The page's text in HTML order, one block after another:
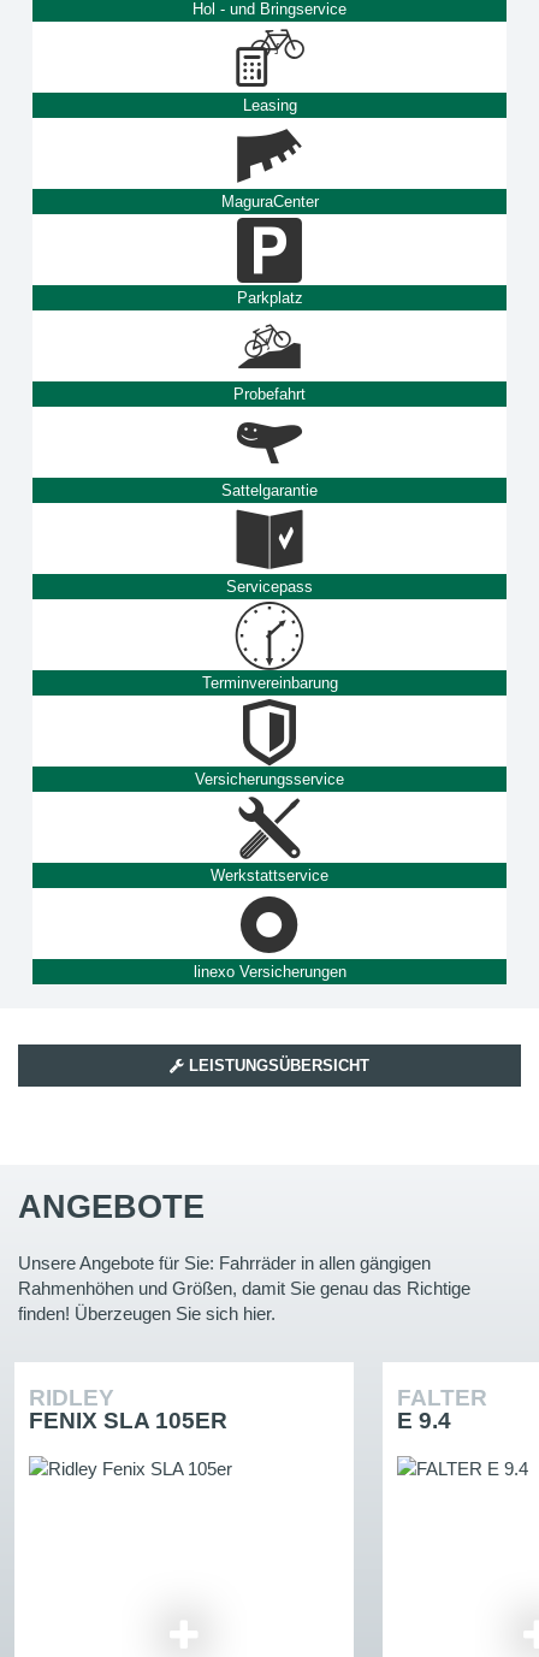
Hol - und Bringservice
Leasing
MaguraCenter
Parkplatz
Probefahrt
Sattelgarantie
Servicepass
Terminvereinbarung
Versicherungsservice
Werkstattservice
linexo Versicherungen
LEISTUNGSÜBERSICHT
ANGEBOTE
Unsere Angebote für Sie: Fahrräder in allen gängigen
Rahmenhöhen und Größen, damit Sie genau das Richtige
finden! Überzeugen Sie sich hier.
RIDLEY
FENIX SLA 105ER
FALTER
E 9.4